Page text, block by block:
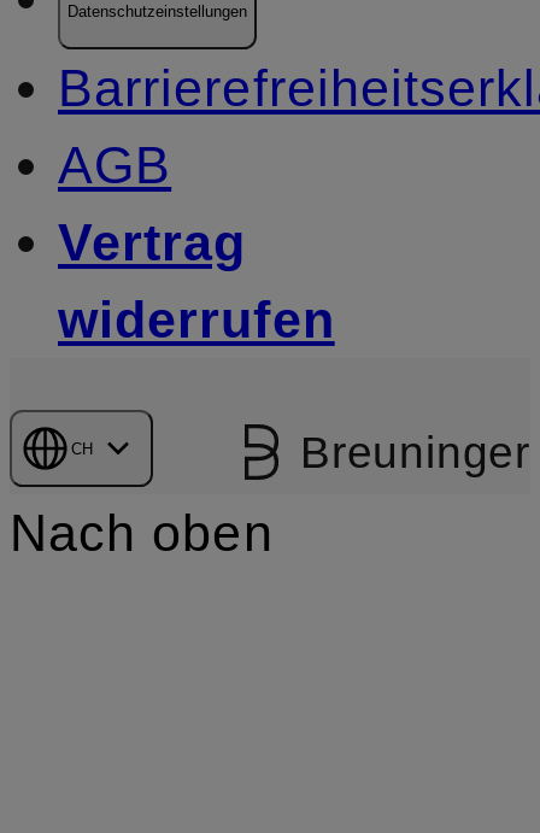
Datenschutzeinstellungen
AGB
Vertrag
widerrufen
CH Breuninger
Nach oben